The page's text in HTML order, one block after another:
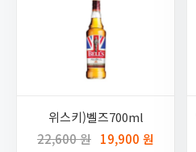
위스키)벨즈700ml
22,600 원 19,900 원